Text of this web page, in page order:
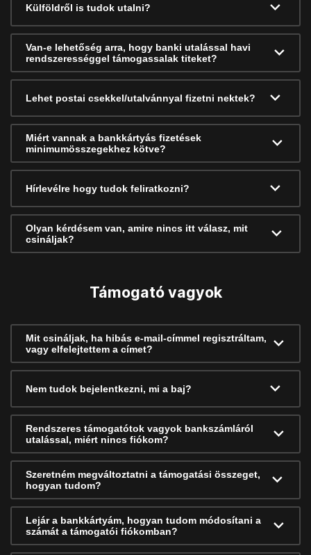
Külföldről is tudok utalni?
Van-e lehetőség arra, hogy banki utalással havi
rendszerességgel támogassalak titeket?
Lehet postai csekkel/utalvánnyal fizetni nektek?
Miért vannak a bankkártyás fizetések
minimumösszegekhez kötve?
Hírlevélre hogy tudok feliratkozni?
Olyan kérdésem van, amire nincs itt válasz, mit
csináljak?
Támogató vagyok
Mit csináljak, ha hibás e-mail-címmel regisztráltam,
vagy elfelejtettem a címet?
Nem tudok bejelentkezni, mi a baj?
Rendszeres támogatótok vagyok bankszámláról
utalással, miért nincs fiókom?
Szeretném megváltoztatni a támogatási összeget,
hogyan tudom?
Lejár a bankkártyám, hogyan tudom módosítani a
számát a támogatói fiókomban?